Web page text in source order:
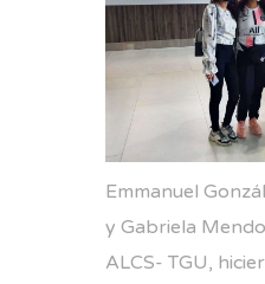
Emmanuel
y Gabriela
ALCS- TGU,